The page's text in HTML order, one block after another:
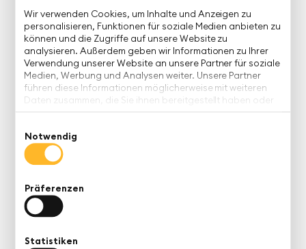
Wir verwenden Cookies, um Inhalte und Anzeigen zu
personalisieren, Funktionen für soziale Medien anbieten zu
können und die Zugriffe auf unsere Website zu
analysieren. Außerdem geben wir Informationen zu Ihrer
Verwendung unserer Website an unsere Partner für soziale
Medien, Werbung und Analysen weiter. Unsere Partner
führen diese Informationen möglicherweise mit weiteren
Daten zusammen, die Sie ihnen bereitgestellt haben oder
die sie im Rahmen Ihrer Nutzung der Dienste gesammelt
Notwendig
Präferenzen
Statistiken
lediglich neue Komplexität schaffen?
In unserem Webinar on demand geben unsere KI-
Experten daher einen pragmatischen
Orientierungsrahmen, der KI-Agenten klar definiert,
von bestehenden Automatisierungsansätzen
abgrenzt und konkrete Entscheidungshilfen für den
Im Fokus des Webinars:
im Unternehmenskontext wirklich sind – und wie
sie sich von Chatbots, Workflows und klassischer
Automatisierung unterscheiden.
nach realistischem Business-Mehrwert zu